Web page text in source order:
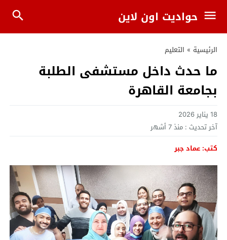
حواديت اون لاين
الرئيسية » التعليم
ما حدث داخل مستشفى الطلبة
بجامعة القاهرة
18 يناير 2026
آخر تحديث : منذ 7 أشهر
كتب: عماد جبر